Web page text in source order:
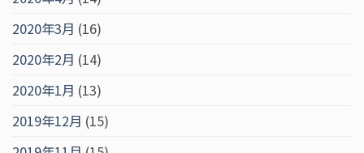
2020年3月 (16)
2020年2月 (14)
2020年1月 (13)
2019年12月 (15)